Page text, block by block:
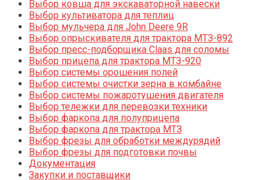
Выбор ковша для экскаваторной навески
Выбор культиватора для теплиц
Выбор мульчера для John Deere 9R
Выбор опрыскивателя для трактора МТЗ-892
Выбор пресс-подборщика Claas для соломы
Выбор прицепа для трактора МТЗ-920
Выбор системы орошения полей
Выбор системы очистки зерна в комбайне
Выбор системы пожаротушения двигателя
Выбор тележки для перевозки техники
Выбор фаркопа для полуприцепа
Выбор фаркопа для трактора МТЗ
Выбор фрезы для обработки междурядий
Выбор фрезы для подготовки почвы
Документация
Закупки и поставщики